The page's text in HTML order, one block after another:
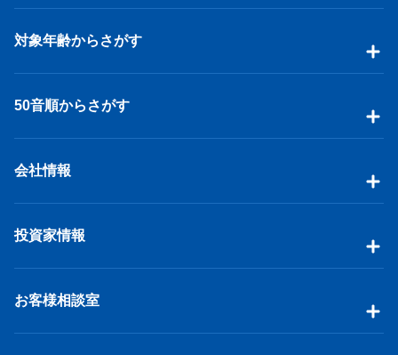
対象年齢からさがす
50音順からさがす
会社情報
投資家情報
お客様相談室